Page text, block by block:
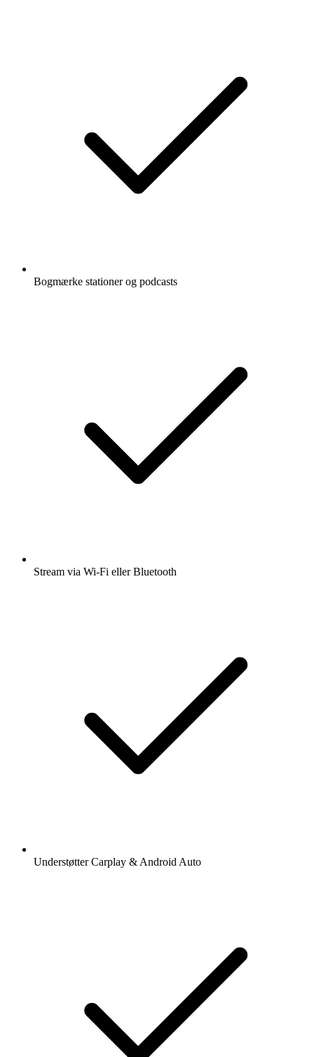
Bogmærke stationer og podcasts
Stream via Wi-Fi eller Bluetooth
Understøtter Carplay & Android Auto